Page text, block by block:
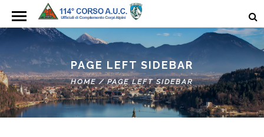
PAGE LEFT SIDEBAR
HOME/PAGE LEFT SIDEBAR